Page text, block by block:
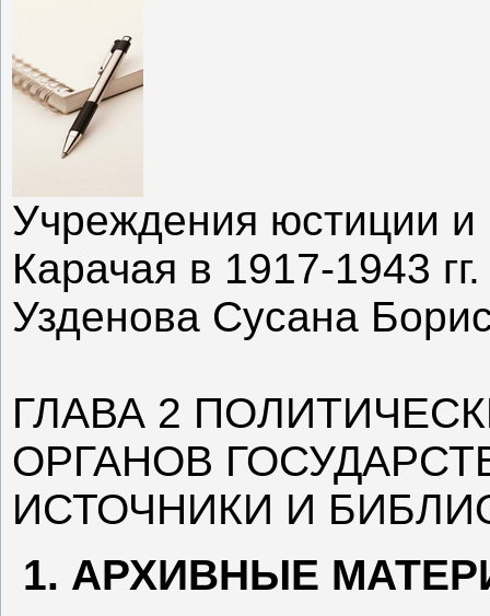
Учреждения юстиции и
Карачая в 1917-1943 гг.
Узденова Сусана
ГЛАВА 2
ОРГАНОВ
ИСТОЧНИКИ И
1. АРХИВНЫЕ